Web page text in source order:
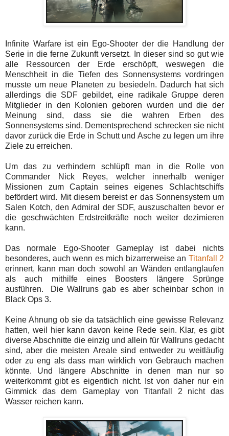
Infinite Warfare ist ein Ego-Shooter der die Handlung der
Serie in die ferne Zukunft versetzt. In dieser sind so gut wie
alle Ressourcen der Erde erschöpft, weswegen die
Menschheit in die Tiefen des Sonnensystems vordringen
musste um neue Planeten zu besiedeln. Dadurch hat sich
allerdings die SDF gebildet, eine radikale Gruppe deren
Mitglieder in den Kolonien geboren wurden und die der
Meinung sind, dass sie die wahren Erben des
Sonnensystems sind. Dementsprechend schrecken sie nicht
davor zurück die Erde in Schutt und Asche zu legen um ihre
Ziele zu erreichen.
Um das zu verhindern schlüpft man in die Rolle von
Commander Nick Reyes, welcher innerhalb weniger
Missionen zum Captain seines eigenes Schlachtschiffs
befördert wird. Mit diesem bereist er das Sonnensystem um
Salen Kotch, den Admiral der SDF, auszuschalten bevor er
die geschwächten Erdstreitkräfte noch weiter dezimieren
kann.
Das normale Ego-Shooter Gameplay ist dabei nichts
besonderes, auch wenn es mich bizarrerweise an Titanfall 2
erinnert, kann man doch sowohl an Wänden entlanglaufen
als auch mithilfe eines Boosters längere Sprünge
ausführen. Die Wallruns gab es aber scheinbar schon in
Black Ops 3.
Keine Ahnung ob sie da tatsächlich eine gewisse Relevanz
hatten, weil hier kann davon keine Rede sein. Klar, es gibt
diverse Abschnitte die einzig und allein für Wallruns gedacht
sind, aber die meisten Areale sind entweder zu weitläufig
oder zu eng als dass man wirklich von Gebrauch machen
könnte. Und längere Abschnitte in denen man nur so
weiterkommt gibt es eigentlich nicht. Ist von daher nur ein
Gimmick das dem Gameplay von Titanfall 2 nicht das
Wasser reichen kann.